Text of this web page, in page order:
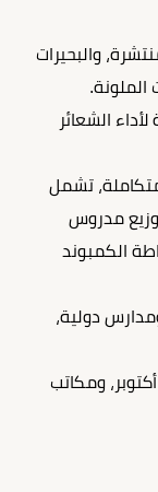
والبحيرات
الملونة.
دور عبادة لأداء الشعائر
تشمل
مدروس
الكمبوند
دولية،
نظافة دورية ونظافة داخل كمبوند اكسورا 6 أكتوبر، ومكاتب